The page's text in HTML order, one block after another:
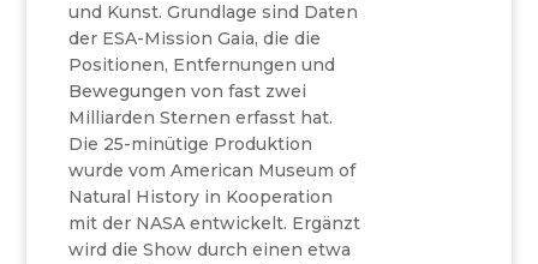
und Kunst. Grundlage sind Daten
der ESA-Mission Gaia, die die
Positionen, Entfernungen und
Bewegungen von fast zwei
Milliarden Sternen erfasst hat.
Die 25-minütige Produktion
wurde vom American Museum of
Natural History in Kooperation
mit der NASA entwickelt. Ergänzt
wird die Show durch einen etwa